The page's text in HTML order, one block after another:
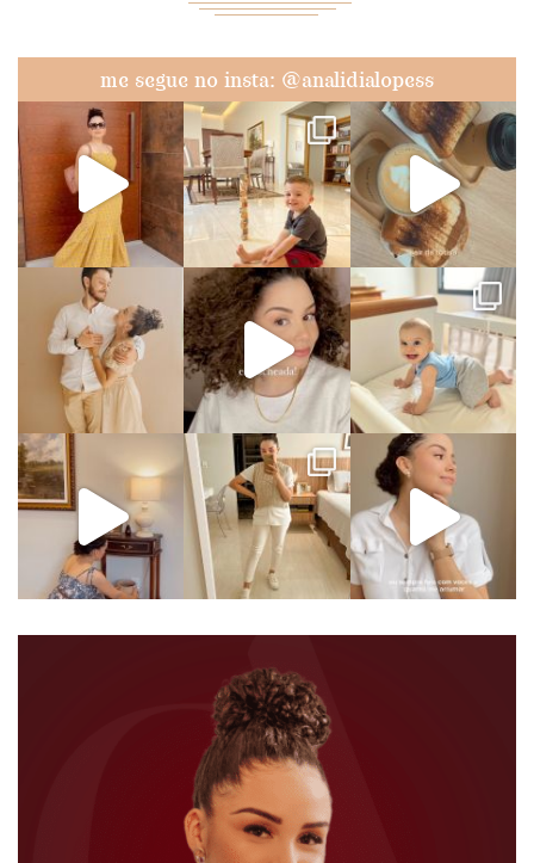
me segue no insta: @analidialopess